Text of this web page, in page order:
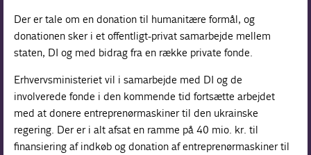
Der er tale om en donation til humanitære formål, og
donationen sker i et offentligt-privat samarbejde mellem
staten, DI og med bidrag fra en række private fonde.
Erhvervsministeriet vil i samarbejde med DI og de
involverede fonde i den kommende tid fortsætte arbejdet
med at donere entreprenørmaskiner til den ukrainske
regering. Der er i alt afsat en ramme på 40 mio. kr. til
finansiering af indkøb og donation af entreprenørmaskiner til